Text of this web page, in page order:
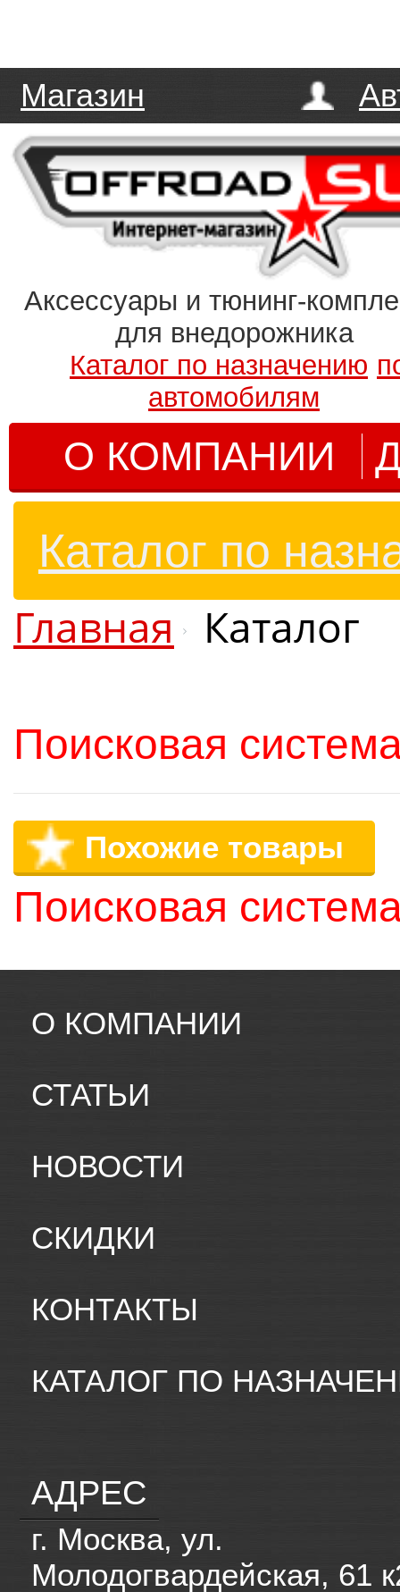
Магазин
Аксессуары и тюнинг-
для внедорожника
Каталог по назначению
автомобилям
О КОМПАНИИ
Каталог по
Главная Каталог
Поисковая
Похожие товары
Поисковая
О КОМПАНИИ
СТАТЬИ
НОВОСТИ
СКИДКИ
КОНТАКТЫ
КАТАЛОГ ПО
АДРЕС
г. Москва, ул.
Молодогвардейская, 61